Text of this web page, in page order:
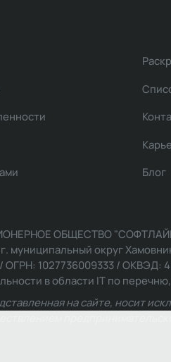
Блог
ОБЩЕСТВО
муниципальный округ
ОГРН: 1027736009333 / ОКВЭД:
в области IT по
на сайте, носит